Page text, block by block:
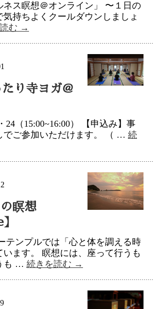
ネス瞑想＠オンライン」 〜１日の
持ちよくクールダウンしましょ
む →
り寺ヨガ＠
24（15:00~16:00） 【申込み】事
でご参加いただけます。 （ … 続
の瞑想
テンプルでは「心と体を調える時
います。 瞑想には、座って行うも
も … 続きを読む →